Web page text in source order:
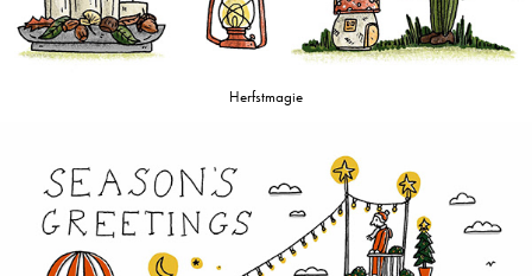
Herfstmagie